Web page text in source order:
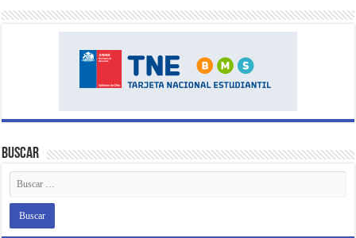
Buscar